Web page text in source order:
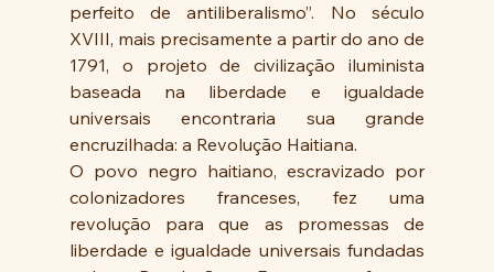
perfeito de antiliberalismo”. No século
XVIII, mais precisamente a partir do ano de
1791, o projeto de civilização iluminista
baseada na liberdade e igualdade
universais encontraria sua grande
encruzilhada: a Revolução Haitiana.
O povo negro haitiano, escravizado por
colonizadores franceses, fez uma
revolução para que as promessas de
liberdade e igualdade universais fundadas